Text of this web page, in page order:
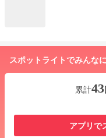
スポットライトでみんな
累計43
アプリで